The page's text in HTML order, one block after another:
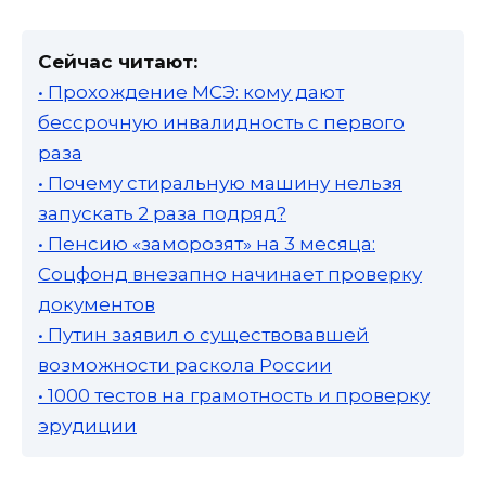
Сейчас читают:
• Прохождение МСЭ: кому дают
бессрочную инвалидность с первого
раза
• Почему стиральную машину нельзя
запускать 2 раза подряд?
• Пенсию «заморозят» на 3 месяца:
Соцфонд внезапно начинает проверку
документов
• Путин заявил о существовавшей
возможности раскола России
• 1000 тестов на грамотность и проверку
эрудиции